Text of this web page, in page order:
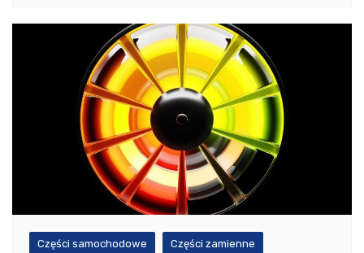
Części samochodowe Części zamienne